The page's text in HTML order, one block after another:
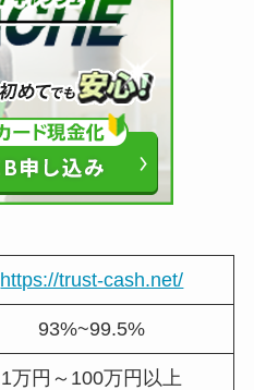
https://trust-cash.net/
93%~99.5%
1万円～100万円以上